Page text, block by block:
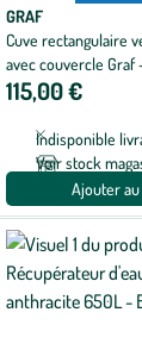
GRAF
Cuve rectangulaire
avec couvercle Graf
115,00 €
Indisponible
Voir stock
Ajouter